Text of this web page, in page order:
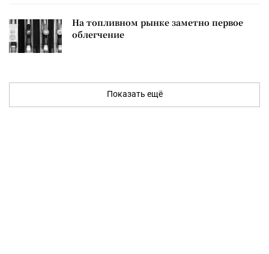
На топливном рынке заметно первое
облегчение
Показать ещё